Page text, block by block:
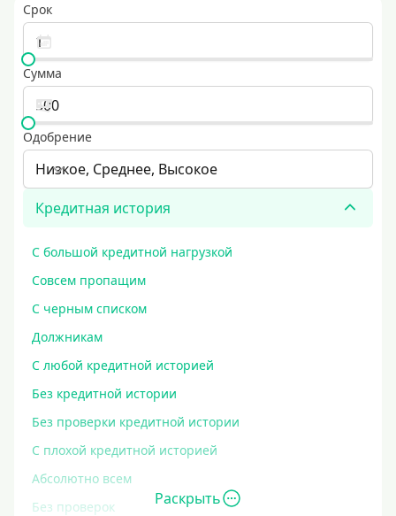
Срок
Сумма
Одобрение
Низкое, Среднее, Высокое
Кредитная история
С большой кредитной нагрузкой
Совсем пропащим
С черным списком
Должникам
С любой кредитной историей
Без кредитной истории
Без проверки кредитной истории
С плохой кредитной историей
Абсолютно всем
Без проверок
Раскрыть